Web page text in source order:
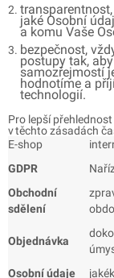
jaké Osobní
a komu Vaše
bezpečnost,
postupy tak,
samozřejmostí
hodnotíme a
technologií.
Pro lepší
v těchto zásadách
E-shop
GDPR
Obchodní
sdělení
Objednávka
Osobní údaje